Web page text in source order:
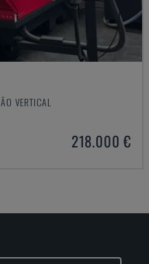
VERTICAL
218.000 €